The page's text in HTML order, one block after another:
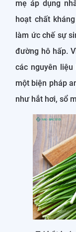
mẹ áp dụng
hoạt chất
làm ức chế sự
đường hô hấp.
các nguyên
một biện pháp
như hắt hơi, sổ